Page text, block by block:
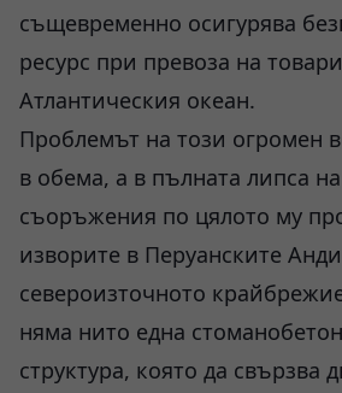
същевременно осигурява
ресурс при превоза на
Атлантическия океан.
Проблемът на този огромен
в обема, а в пълната липса
съоръжения по цялото му
изворите в Перуанските
североизточното
няма нито една
структура, която да свързва